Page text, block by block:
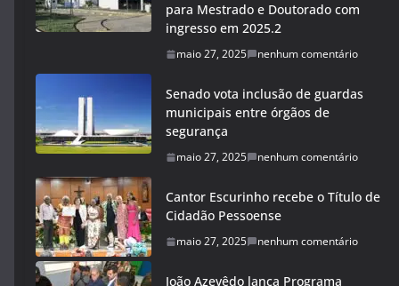
para Mestrado e Doutorado com
ingresso em 2025.2
maio 27, 2025 nenhum comentário
Senado vota inclusão de guardas
municipais entre órgãos de
segurança
maio 27, 2025 nenhum comentário
Cantor Escurinho recebe o Título de
Cidadão Pessoense
maio 27, 2025 nenhum comentário
João Azevêdo lança Programa